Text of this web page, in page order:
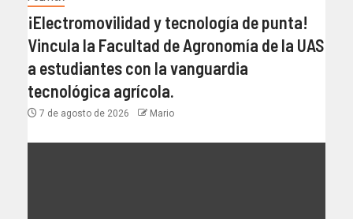
¡Electromovilidad y tecnología de punta!
Vincula la Facultad de Agronomía de la UAS
a estudiantes con la vanguardia
tecnológica agrícola.
7 de agosto de 2026 Mario